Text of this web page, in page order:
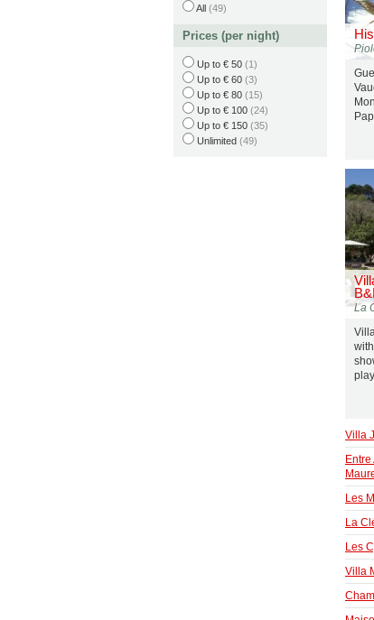
La
Villa
Les
La
Les
Villa
All (49)
Prices (per night)
Up to € 50 (1)
Up to € 60 (3)
Up to € 80 (15)
Up to € 100 (24)
Up to € 150 (35)
Unlimited (49)